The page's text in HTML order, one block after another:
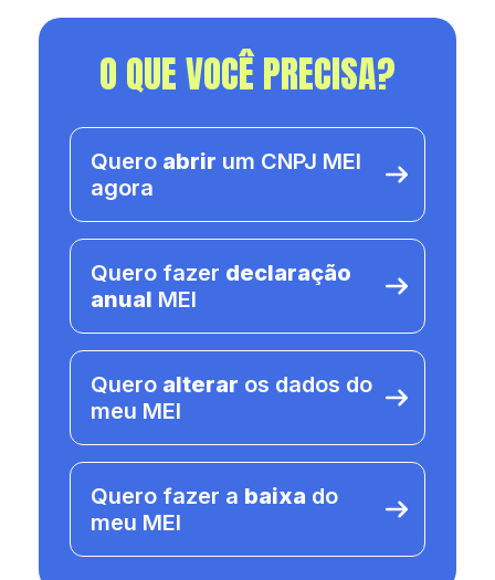
O QUE VOCÊ PRECISA?
Quero abrir um CNPJ MEI
agora
Quero fazer declaração
anual MEI
Quero alterar os dados do
meu MEI
Quero fazer a baixa do
meu MEI